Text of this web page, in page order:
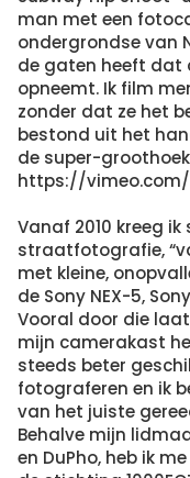
man met een
ondergrondse van
de gaten heeft dat
opneemt. Ik film
zonder dat ze het
bestond uit het
de super-
https://vimeo.com/
Vanaf 2010 kreeg
straatfotografie,
met kleine,
de Sony NEX-5,
Vooral door die
mijn camerakast
steeds beter
fotograferen en ik
van het juiste
Behalve mijn
en DuPho, heb ik